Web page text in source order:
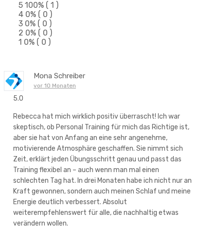
5 100% ( 1 )
4 0% ( 0 )
3 0% ( 0 )
2 0% ( 0 )
1 0% ( 0 )
Mona Schreiber
vor 10 Monaten
5.0
Rebecca hat mich wirklich positiv überrascht! Ich war
skeptisch, ob Personal Training für mich das Richtige ist,
aber sie hat von Anfang an eine sehr angenehme,
motivierende Atmosphäre geschaffen. Sie nimmt sich
Zeit, erklärt jeden Übungsschritt genau und passt das
Training flexibel an – auch wenn man mal einen
schlechten Tag hat. In drei Monaten habe ich nicht nur an
Kraft gewonnen, sondern auch meinen Schlaf und meine
Energie deutlich verbessert. Absolut
weiterempfehlenswert für alle, die nachhaltig etwas
verändern wollen.